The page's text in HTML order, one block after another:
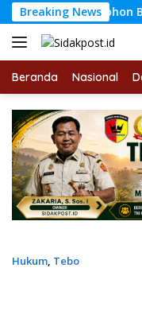
Langsung
ke
konten
Breaking News
Bersama Satgas
Beranda Nasional
Hukum, Tebo